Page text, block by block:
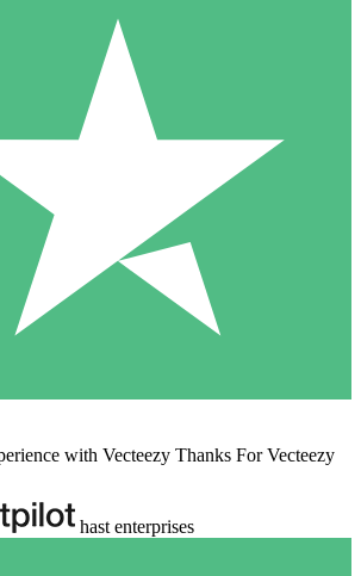
with Vecteezy Thanks For Vecteezy
hast enterprises